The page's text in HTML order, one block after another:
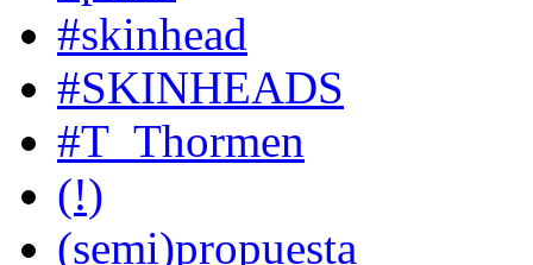
#skinhead
#SKINHEADS
#T_Thormen
(!)
(semi)propuesta